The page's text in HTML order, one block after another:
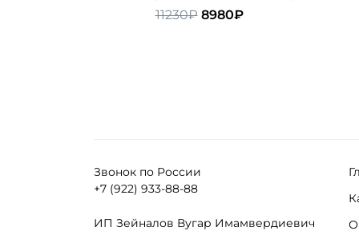
11230₽ Первоначальная
8980₽Текущая
Звонок по России
+7 (922) 933-88-88
ИП Зейналов Вугар Имамвердиевич